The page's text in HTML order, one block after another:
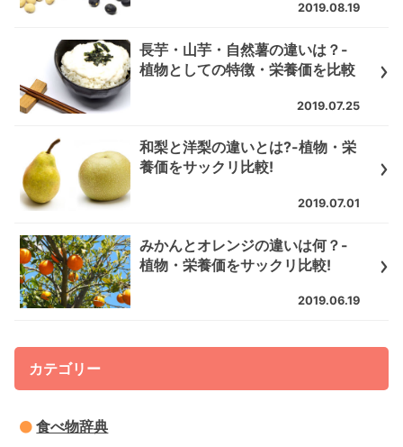
2019.08.19
長芋・山芋・自然薯の違いは？-
植物としての特徴・栄養価を比較
2019.07.25
和梨と洋梨の違いとは?-植物・栄
養価をサックリ比較!
2019.07.01
みかんとオレンジの違いは何？-
植物・栄養価をサックリ比較!
2019.06.19
カテゴリー
食べ物辞典